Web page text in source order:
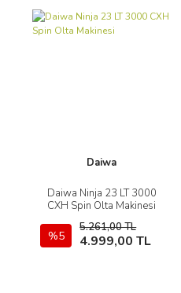
Daiwa
Daiwa Ninja 23 LT 3000
CXH Spin Olta Makinesi
%5
5.261,00 TL
4.999,00 TL
İncele
Sepete Ekle